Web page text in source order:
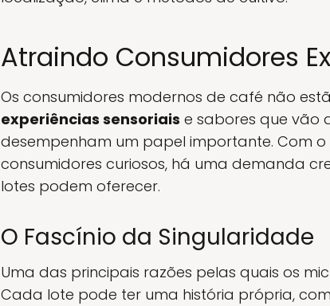
Atraindo Consumidores
Os consumidores modernos de café não
experiências sensoriais e sabores que vão
desempenham um papel importante. Com
consumidores curiosos, há uma demanda
lotes podem oferecer.
O Fascínio da Singularidade
Uma das principais razões pelas quais os
Cada lote pode ter uma história própria,